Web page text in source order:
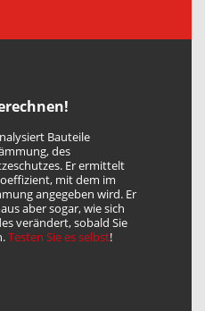
Bauteile
des
Er ermittelt
mit dem im
angegeben wird. Er
aber sogar, wie sich
verändert, sobald Sie
Testen Sie es selbst!